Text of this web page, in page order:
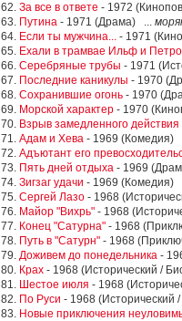
62. За все в ответе - 1972
63. Путина - 1971 (Драма) ...
64. Если ты мужчина... - 1971
65. Ехали в трамвае Ильф и
66. Серебряные трубы - 1971
67. Последние каникулы - 1970
68. Сохранившие огонь - 1970
69. Морской характер - 1970
70. Взрыв замедленного действия
71. Адам и Хева - 1969 (Комедия)
72. Адъютант его
73. Пять дней отдыха - 1969
74. Зигзаг удачи - 1969 (Комедия)
75. Сергей Лазо - 1968
76. Майор "Вихрь" - 1968
77. Конец "Сатурна" - 1968
78. Путь в "Сатурн" - 1968
79. Доживем до понедельника -
80. Крах - 1968 (Исторический /
81. Шестое июля - 1968
82. По Руси - 1968
83. Новые приключения